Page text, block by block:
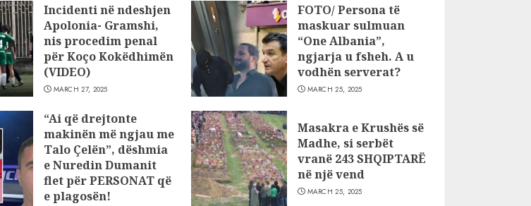
Incidenti në ndeshjen
Apolonia- Gramshi,
nis procedim penal
për Koço Kokëdhimën
(VIDEO)
MARCH 27, 2025
FOTO/ Persona të
maskuar sulmuan
“One Albania”,
ngjarja u fsheh. A u
vodhën serverat?
MARCH 25, 2025
“Ai që drejtonte
makinën më ngjau me
Talo Çelën”, dëshmia
e Nuredin Dumanit
flet për PERSONAT që
e plagosën!
Masakra e Krushës së
Madhe, si serbët
vranë 243 SHQIPTARË
në një vend
MARCH 25, 2025